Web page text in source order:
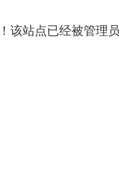
该站点已经被管理